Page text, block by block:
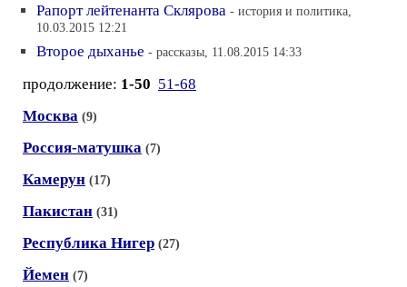
Рапорт лейтенанта Склярова - история и политика,
10.03.2015 12:21
Второе дыханье - рассказы, 11.08.2015 14:33
продолжение: 1-50 51-68
Москва (9)
Россия-матушка (7)
Камерун (17)
Пакистан (31)
Республика Нигер (27)
Йемен (7)